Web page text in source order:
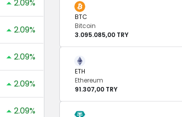
2.09%
2.09%
2.09%
2.09%
2.09%
CNY/TRY
7,08 TL
BTC
Bitcoin
3.095.085,00 TRY
ETH
Ethereum
91.307,00 TRY